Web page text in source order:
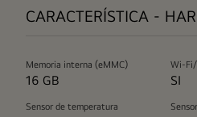
CARACTERÍSTICA -
Memoria interna (eMMC)
16 GB
Wi-Fi/
SI
Sensor de temperatura